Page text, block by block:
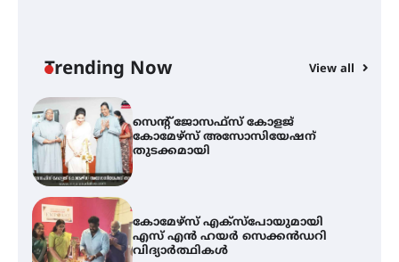
Trending Now View all
വെള്ളിയാഴ്ച സ്‌ക്രീൻ ചെയ്യുന്നു
സെന്റ് ജോസഫ്സ് കോളജ്
കോമേഴ്‌സ് അസോസിയേഷന്
തുടക്കമായി
കോമേഴ്സ് എക്സ്പോയുമായി
എസ് എൻ ഹയർ സെക്കൻഡറി
വിദ്യാർത്ഥികൾ